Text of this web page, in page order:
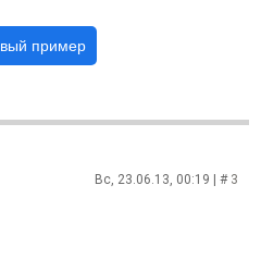
Вс, 23.06.13, 00:19 | # 3